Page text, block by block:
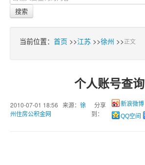
天津
苏州
杭州
宁波
搜索
当前位置： 首页 >>江苏 >>徐州 >>正文
个人账号查询
2010-07-01 18:56 来源： 徐
州住房公积金网
分享
到：
新浪微博
QQ空间